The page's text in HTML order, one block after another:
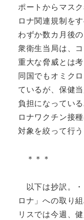
ポートからマス
ロナ関連規制を
わずか数カ月後
衆衛生当局は、
重大な脅威とは
同国でもオミク
ているが、保健
負担になってい
ロナワクチン接
対象を絞って行
＊＊＊
以下は抄訳。
ロナ」への取り
リスでは今週、